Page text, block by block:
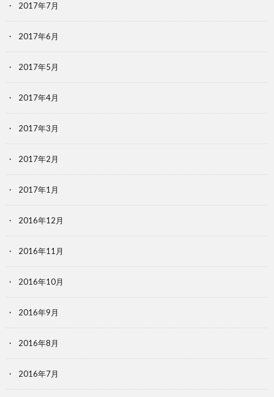
2017年7月
2017年6月
2017年5月
2017年4月
2017年3月
2017年2月
2017年1月
2016年12月
2016年11月
2016年10月
2016年9月
2016年8月
2016年7月